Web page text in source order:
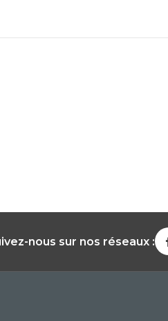
nous sur nos réseaux :